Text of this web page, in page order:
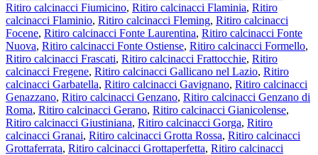
Ritiro calcinacci Fiumicino, Ritiro calcinacci Flaminia, Ritiro
calcinacci Flaminio, Ritiro calcinacci Fleming, Ritiro calcinacci
Focene, Ritiro calcinacci Fonte Laurentina, Ritiro calcinacci Fonte
Nuova, Ritiro calcinacci Fonte Ostiense, Ritiro calcinacci Formello,
Ritiro calcinacci Frascati, Ritiro calcinacci Frattocchie, Ritiro
calcinacci Fregene, Ritiro calcinacci Gallicano nel Lazio, Ritiro
calcinacci Garbatella, Ritiro calcinacci Gavignano, Ritiro calcinacci
Genazzano, Ritiro calcinacci Genzano, Ritiro calcinacci Genzano di
Roma, Ritiro calcinacci Gerano, Ritiro calcinacci Gianicolense,
Ritiro calcinacci Giustiniana, Ritiro calcinacci Gorga, Ritiro
calcinacci Granai, Ritiro calcinacci Grotta Rossa, Ritiro calcinacci
Grottaferrata, Ritiro calcinacci Grottaperfetta, Ritiro calcinacci